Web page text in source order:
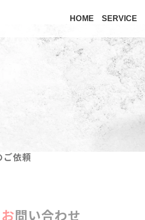
HOME SERVICE
ご依頼
お問い合わせ